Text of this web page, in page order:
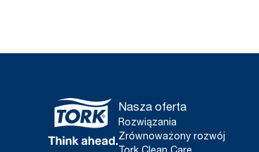
Nasza oferta
Rozwiązania
Zrównoważony rozwój
Tork Clean Care